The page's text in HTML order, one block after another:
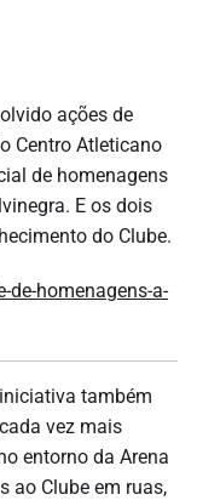
ações de
Centro Atleticano
de homenagens
E os dois
do Clube.
homenagens-a-
também
vez mais
entorno da Arena
ao Clube em ruas,